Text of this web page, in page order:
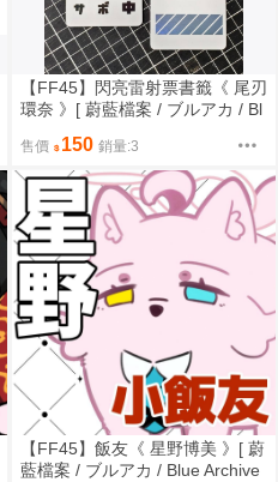
【FF45】閃亮雷射票書籤《 尾刃
環奈 》[ 蔚藍檔案 / ブルアカ / Bl
筑波 / 尾刃環奈 / 天童愛麗絲 / K
EI凱伊 / 博美派對 ]
售價 150 銷量:3
【FF45】飯友《 星野博美 》[ 蔚
藍檔案 / ブルアカ / Blue Archive